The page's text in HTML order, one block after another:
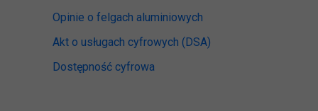
Opinie o felgach aluminiowych
Akt o usługach cyfrowych (DSA)
Dostępność cyfrowa